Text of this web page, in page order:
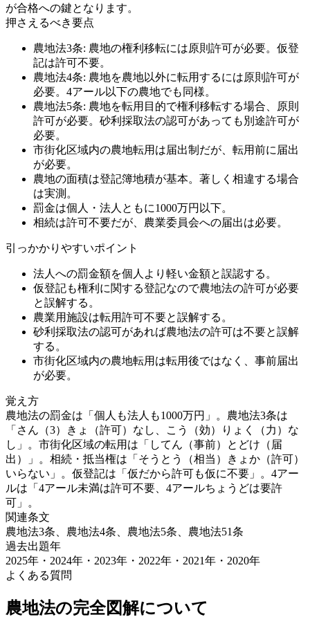
が合格への鍵となります。
押さえるべき要点
農地法3条: 農地の権利移転には原則許可が必要。仮登
記は許可不要。
農地法4条: 農地を農地以外に転用するには原則許可が
必要。4アール以下の農地でも同様。
農地法5条: 農地を転用目的で権利移転する場合、原則
許可が必要。砂利採取法の認可があっても別途許可が
必要。
市街化区域内の農地転用は届出制だが、転用前に届出
が必要。
農地の面積は登記簿地積が基本。著しく相違する場合
は実測。
罰金は個人・法人ともに1000万円以下。
相続は許可不要だが、農業委員会への届出は必要。
引っかかりやすいポイント
法人への罰金額を個人より軽い金額と誤認する。
仮登記も権利に関する登記なので農地法の許可が必要
と誤解する。
農業用施設は転用許可不要と誤解する。
砂利採取法の認可があれば農地法の許可は不要と誤解
する。
市街化区域内の農地転用は転用後ではなく、事前届出
が必要。
覚え方
農地法の罰金は「個人も法人も1000万円」。農地法3条は
「さん（3）きょ（許可）なし、こう（効）りょく（力）な
し」。市街化区域の転用は「してん（事前）とどけ（届
出）」。相続・抵当権は「そうとう（相当）きょか（許可）
いらない」。仮登記は「仮だから許可も仮に不要」。4アー
ルは「4アール未満は許可不要、4アールちょうどは要許
可」。
関連条文
農地法3条、農地法4条、農地法5条、農地法51条
過去出題年
2025年・2024年・2023年・2022年・2021年・2020年
よくある質問
農地法の完全図解について